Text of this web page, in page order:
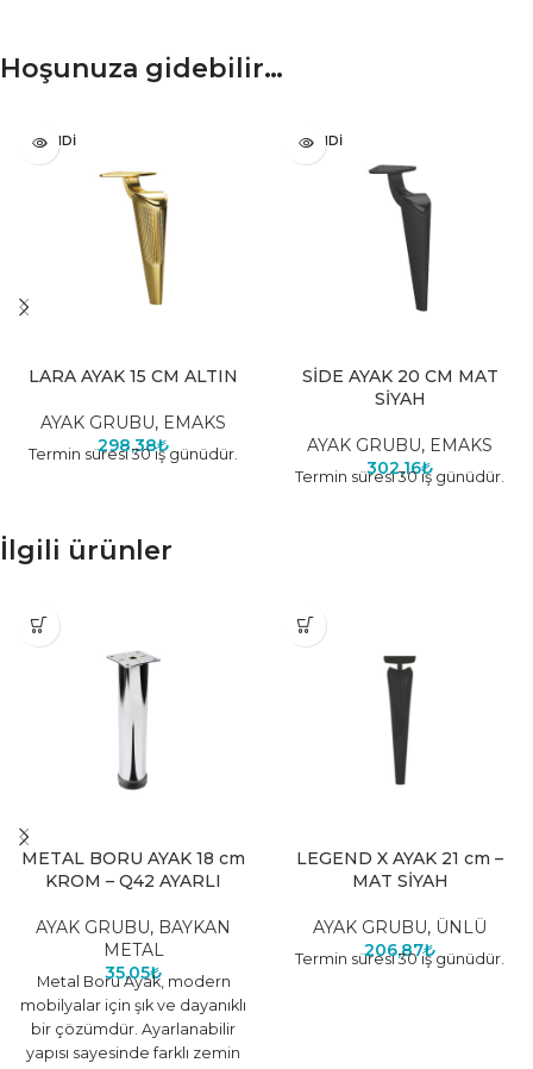
Hoşunuza gidebilir…
TÜKENDI
LARA AYAK 15 CM ALTIN
AYAK GRUBU, EMAKS
298,38₺
Termin süresi 30 iş günüdür.
TÜKENDI
SİDE AYAK 20 CM MAT
SİYAH
AYAK GRUBU, EMAKS
302,16₺
Termin süresi 30 iş günüdür.
İlgili ürünler
METAL BORU AYAK 18 cm
KROM – Q42 AYARLI
AYAK GRUBU, BAYKAN
METAL
35,05₺
Metal Boru Ayak, modern
mobilyalar için şık ve dayanıklı
bir çözümdür. Ayarlanabilir
yapısı sayesinde farklı zemin
LEGEND X AYAK 21 cm –
MAT SİYAH
AYAK GRUBU, ÜNLÜ
206,87₺
Termin süresi 30 iş günüdür.